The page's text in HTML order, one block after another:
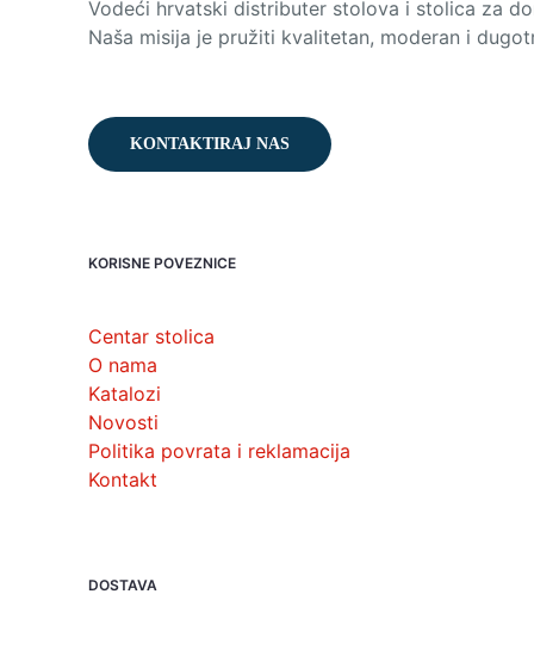
Vodeći hrvatski distributer stolova i stolica za
Naša misija je pružiti kvalitetan, moderan i
KONTAKTIRAJ NAS
KORISNE POVEZNICE
Centar stolica
O nama
Katalozi
Novosti
Politika povrata i reklamacija
Kontakt
DOSTAVA